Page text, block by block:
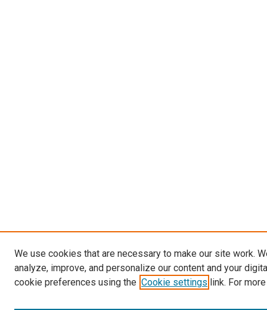
We use cookies that are necessary to make our site work.
analyze, improve, and personalize our content and your
cookie preferences using the Cookie settings link. For